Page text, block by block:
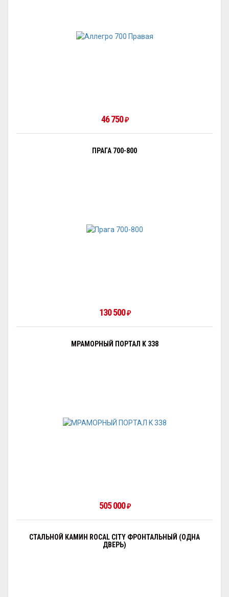
46 750 ₽
ПРАГА 700-800
130 500 ₽
МРАМОРНЫЙ ПОРТАЛ K 338
505 000 ₽
СТАЛЬНОЙ КАМИН ROCAL CITY ФРОНТАЛЬНЫЙ (ОДНА
ДВЕРЬ)